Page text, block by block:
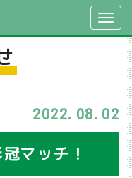
2022.08.02
マッチ！